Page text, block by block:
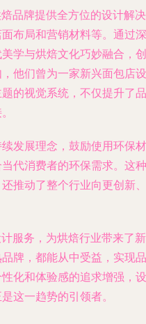
品牌提供全方位的设计解决
布局和营销材料等。通过深
学与烘焙文化巧妙融合，创
他们曾为一家新兴面包店设
的视觉系统，不仅提升了品
发展理念，鼓励使用环保材
代消费者的环保需求。这种
推动了整个行业向更创新、
服务，为烘焙行业带来了新
牌，都能从中受益，实现品
化和体验感的追求增强，设
这一趋势的引领者。